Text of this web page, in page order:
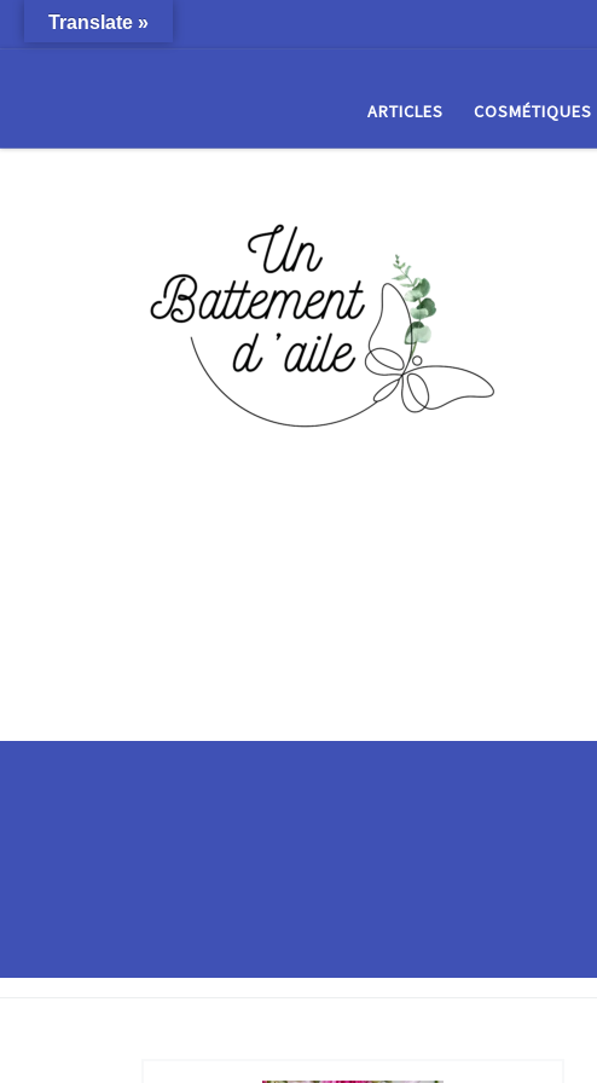
Passer au contenu
ARTICLES COSMÉTIQUES
Translate »